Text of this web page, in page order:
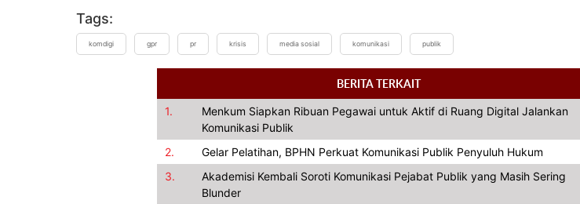
Tags:
komdigi gpr pr krisis media sosial komunikasi publik
BERITA TERKAIT
1.
Menkum Siapkan Ribuan Pegawai untuk Aktif di Ruang Digital Jalankan
Komunikasi Publik
2.
Gelar Pelatihan, BPHN Perkuat Komunikasi Publik Penyuluh Hukum
3.
Akademisi Kembali Soroti Komunikasi Pejabat Publik yang Masih Sering
Blunder